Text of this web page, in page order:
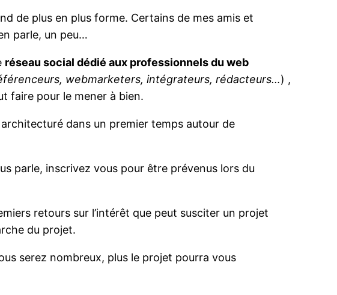
de plus en plus forme. Certains de mes amis et
parle, un peu…
réseau social dédié aux professionnels du web
webmarketers, intégrateurs, rédacteurs…) ,
faire pour le mener à bien.
dans un premier temps autour de
parle, inscrivez vous pour être prévenus lors du
retours sur l’intérêt que peut susciter un projet
du projet.
serez nombreux, plus le projet pourra vous